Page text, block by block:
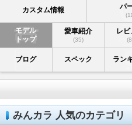
カスタム情報 パ
モデル
トップ
愛車紹介
(35)
レビ
ブログ スペック ラン
みんカラ 人気のカテゴリ